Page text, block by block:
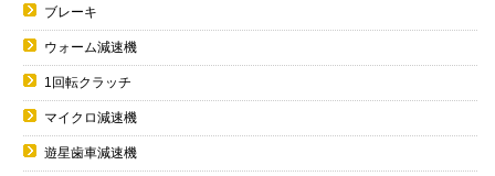
ブレーキ
ウォーム減速機
1回転クラッチ
マイクロ減速機
遊星歯車減速機